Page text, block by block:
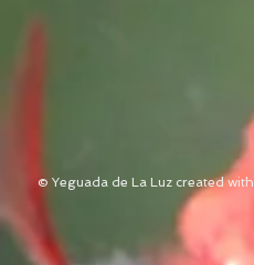
© Yeguada de La Luz created with